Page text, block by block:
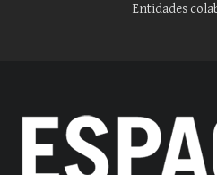
Entidades